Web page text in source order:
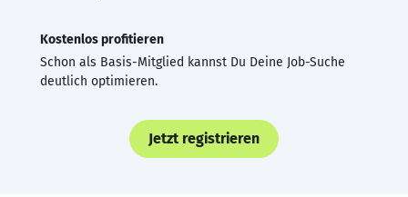
Kostenlos profitieren
Schon als Basis-Mitglied kannst Du Deine Job-Suche
deutlich optimieren.
Jetzt registrieren